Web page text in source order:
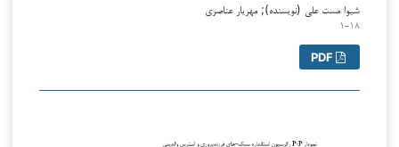
شیوا مست علی (نویسنده); مهریار عناصری
۱-۱۸